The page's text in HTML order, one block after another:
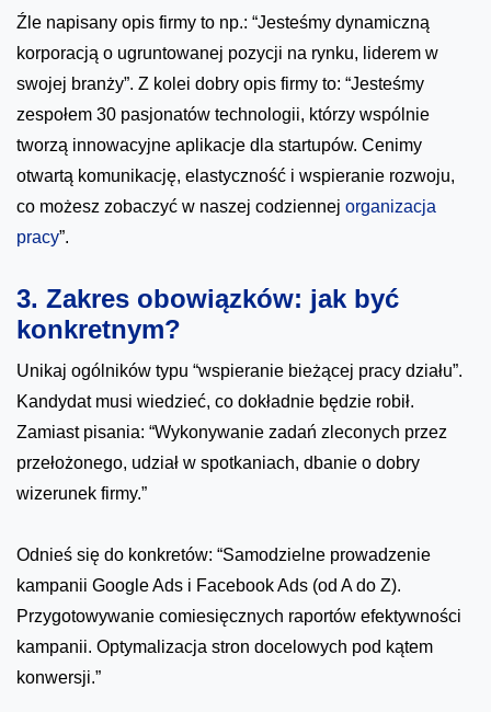
Źle napisany opis firmy to np.: “Jesteśmy dynamiczną
korporacją o ugruntowanej pozycji na rynku, liderem w
swojej branży”. Z kolei dobry opis firmy to: “Jesteśmy
zespołem 30 pasjonatów technologii, którzy wspólnie
tworzą innowacyjne aplikacje dla startupów. Cenimy
otwartą komunikację, elastyczność i wspieranie rozwoju,
co możesz zobaczyć w naszej codziennej organizacja
pracy”.
3. Zakres obowiązków: jak być
konkretnym?
Unikaj ogólników typu “wspieranie bieżącej pracy działu”.
Kandydat musi wiedzieć, co dokładnie będzie robił.
Zamiast pisania: “Wykonywanie zadań zleconych przez
przełożonego, udział w spotkaniach, dbanie o dobry
wizerunek firmy.”
Odnieś się do konkretów: “Samodzielne prowadzenie
kampanii Google Ads i Facebook Ads (od A do Z).
Przygotowywanie comiesięcznych raportów efektywności
kampanii. Optymalizacja stron docelowych pod kątem
konwersji.”